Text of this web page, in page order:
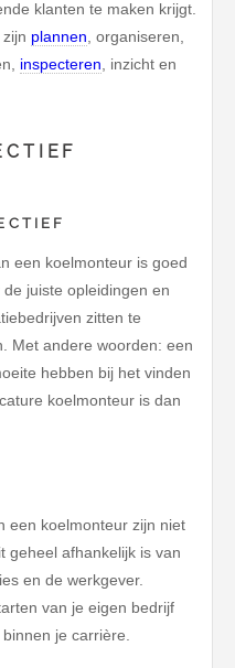
klanten te maken krijgt.
plannen , organiseren,
inspecteren , inzicht en
een koelmonteur is goed
juiste opleidingen en
zitten te
Met andere woorden: een
hebben bij het vinden
koelmonteur is dan
een koelmonteur zijn niet
geheel afhankelijk is van
en de werkgever.
van je eigen bedrijf
je carrière.